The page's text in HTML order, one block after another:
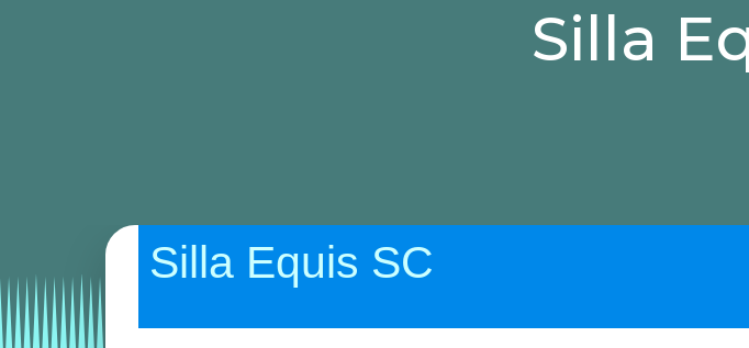
Silla
Categories: sillas de escritorio sillas de oficina
Silla Equis SC